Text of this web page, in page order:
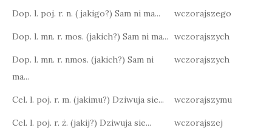
Dop. l. poj. r. n. ( jakigo?) Sam ni ma... wczorajszego
Dop. l. mn. r. mos. (jakich?) Sam ni ma... wczorajszych
Dop. l. mn. r. nmos. (jakich?) Sam ni
ma...
wczorajszych
Cel. l. poj. r. m. (jakimu?) Dziwuja sie... wczorajszymu
Cel. l. poj. r. ż. (jakij?) Dziwuja sie... wczorajszej